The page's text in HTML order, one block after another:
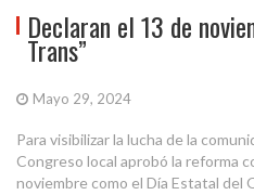
Declaran el 13 de
Trans”
Mayo 29, 2024
Para visibilizar la lucha de la
Congreso local aprobó la reforma
noviembre como el Día Estatal del